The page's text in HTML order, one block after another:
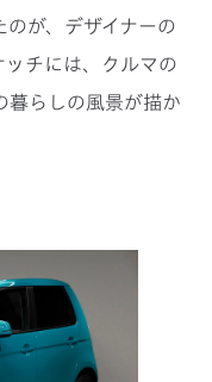
が、デザイナーの
ッチには、クルマの
暮らしの風景が描か